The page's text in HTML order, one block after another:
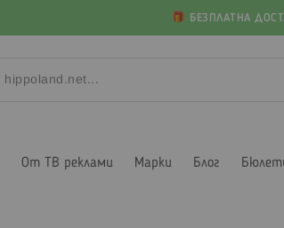
БЕЗПЛАТНА
От ТВ реклами Марки Блог